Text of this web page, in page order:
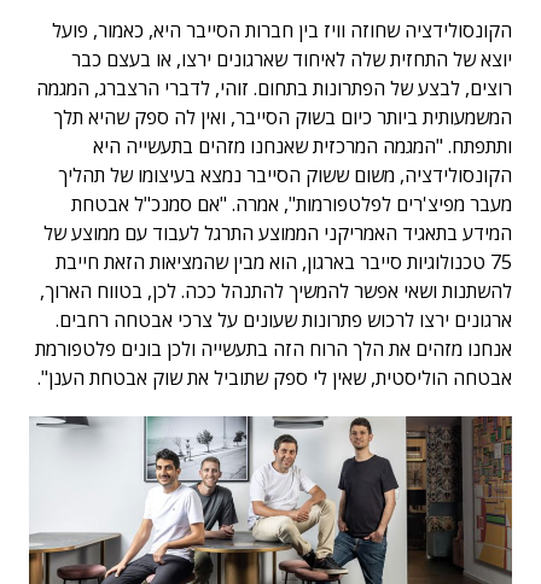
הקונסולידציה שחוזה וויז בין חברות הסייבר היא, כאמור, פועל
יוצא של התחזית שלה לאיחוד שארגונים ירצו, או בעצם כבר
רוצים, לבצע של הפתרונות בתחום. זוהי, לדברי הרצברג, המגמה
המשמעותית ביותר כיום בשוק הסייבר, ואין לה ספק שהיא תלך
ותתפתח. "המגמה המרכזית שאנחנו מזהים בתעשייה היא
הקונסולידציה, משום ששוק הסייבר נמצא בעיצומו של תהליך
מעבר מפיצ'רים לפלטפורמות", אמרה. "אם סמנכ"ל אבטחת
המידע בתאגיד האמריקני הממוצע התרגל לעבוד עם ממוצע של
75 טכנולוגיות סייבר בארגון, הוא מבין שהמציאות הזאת חייבת
להשתנות ושאי אפשר להמשיך להתנהל ככה. לכן, בטווח הארוך,
ארגונים ירצו לרכוש פתרונות שעונים על צרכי אבטחה רחבים.
אנחנו מזהים את הלך הרוח הזה בתעשייה ולכן בונים פלטפורמת
אבטחה הוליסטית, שאין לי ספק שתוביל את שוק אבטחת הענן".